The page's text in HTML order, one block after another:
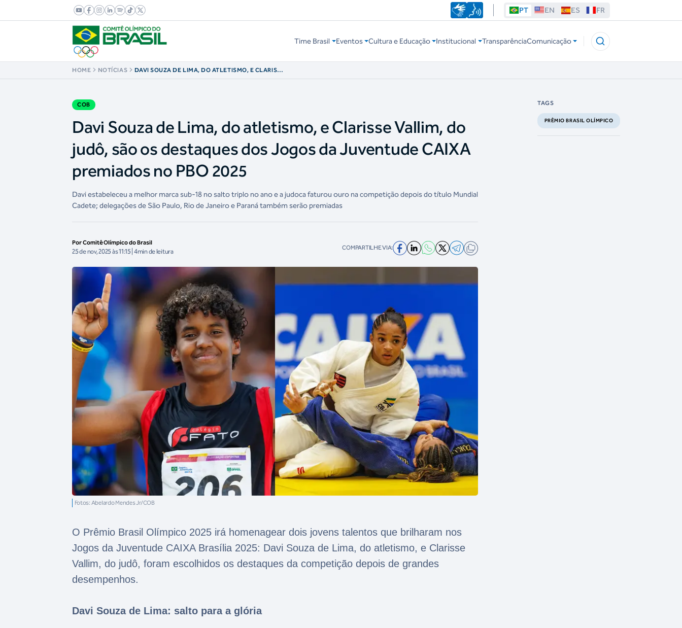
PT EN ES FR
Time Brasil Eventos Cultura e Educação Institucional TransparênciaComunicação
HOME NOTÍCIAS
DAVI SOUZA DE LIMA, DO ATLETISMO, E CLARISSE
COB
Davi Souza de Lima, do atletismo, e Clarisse Vallim, do
judô, são os destaques dos Jogos da Juventude CAIXA
premiados no PBO 2025
Davi estabeleceu a melhor marca sub-18 no salto triplo no ano e a judoca faturou ouro na competição depois do título Mundial
Cadete; delegações de São Paulo, Rio de Janeiro e Paraná também serão premiadas
Por Comitê Olímpico do Brasil
25 de nov, 2025 às 11:15 | 4min de leitura COMPARTILHE VIA:
Fotos: Abelardo Mendes Jr/COB
O Prêmio Brasil Olímpico 2025 irá homenagear dois jovens talentos que brilharam nos
Jogos da Juventude CAIXA Brasília 2025: Davi Souza de Lima, do atletismo, e Clarisse
Vallim, do judô, foram escolhidos os destaques da competição depois de grandes
desempenhos.
Davi Souza de Lima: salto para a glória
TAGS
PRÊMIO BRASIL OLÍMPICO